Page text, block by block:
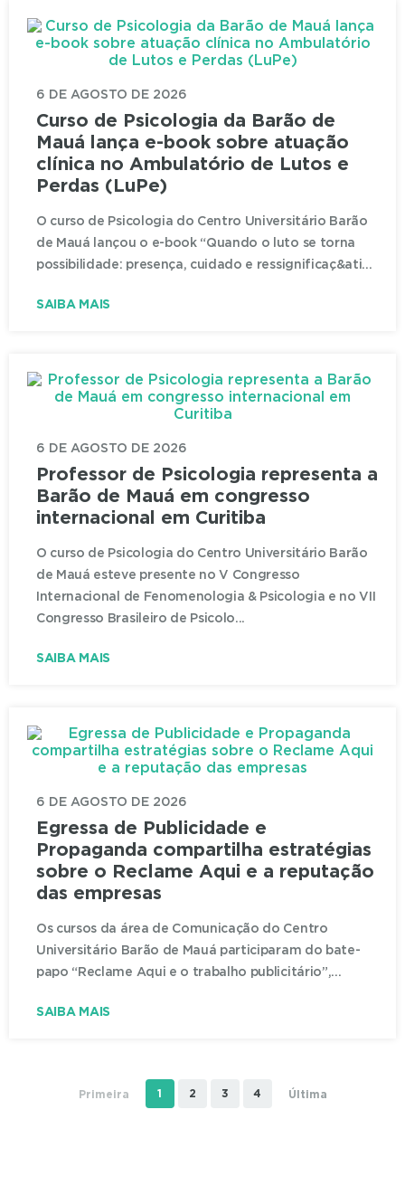
6 DE AGOSTO DE 2026
Curso de Psicologia da Barão de
Mauá lança e-book sobre atuação
clínica no Ambulatório de Lutos e
Perdas (LuPe)
O curso de Psicologia do Centro Universitário Barão
de Mauá lançou o e-book “Quando o luto se torna
possibilidade: presença, cuidado e ressignificaç&ati...
SAIBA MAIS
6 DE AGOSTO DE 2026
Professor de Psicologia representa a
Barão de Mauá em congresso
internacional em Curitiba
O curso de Psicologia do Centro Universitário Barão
de Mauá esteve presente no V Congresso
Internacional de Fenomenologia & Psicologia e no VII
Congresso Brasileiro de Psicolo...
SAIBA MAIS
6 DE AGOSTO DE 2026
Egressa de Publicidade e
Propaganda compartilha estratégias
sobre o Reclame Aqui e a reputação
das empresas
Os cursos da área de Comunicação do Centro
Universitário Barão de Mauá participaram do bate-
papo “Reclame Aqui e o trabalho publicitário”,...
SAIBA MAIS
Primeira 1 2 3 4 Última